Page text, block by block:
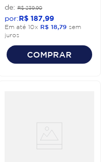
R$ 239,90
R$ 187,99
Em até 10x R$ 18,79 sem
juros
COMPRAR